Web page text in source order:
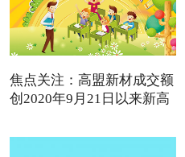
焦点关注：高盟新材成交额
创2020年9月21日以来新高